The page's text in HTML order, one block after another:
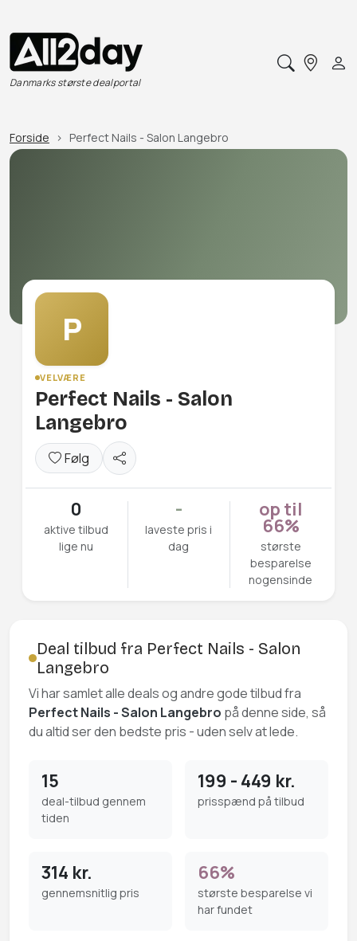
Danmarks største dealportal
Forside Perfect Nails - Salon Langebro
P
VELVÆRE
Perfect Nails - Salon
Langebro
Følg
0
aktive tilbud
lige nu
-
laveste pris i
dag
op til
66%
største
besparelse
nogensinde
Deal tilbud fra Perfect Nails - Salon
Langebro
Vi har samlet alle deals og andre gode tilbud fra
Perfect Nails - Salon Langebro på denne side, så
du altid ser den bedste pris - uden selv at lede.
15
deal-tilbud gennem
tiden
199 - 449 kr.
prisspænd på tilbud
314 kr.
gennemsnitlig pris
66%
største besparelse vi
har fundet